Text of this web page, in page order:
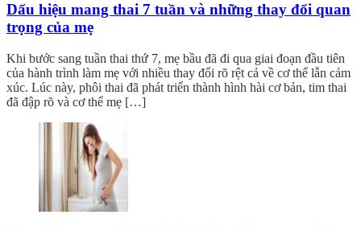
Dấu hiệu mang thai 7 tuần và những thay đổi quan
trọng của mẹ
Khi bước sang tuần thai thứ 7, mẹ bầu đã đi qua giai đoạn đầu tiên
của hành trình làm mẹ với nhiều thay đổi rõ rệt cả về cơ thể lẫn cảm
xúc. Lúc này, phôi thai đã phát triển thành hình hài cơ bản, tim thai
đã đập rõ và cơ thể mẹ […]